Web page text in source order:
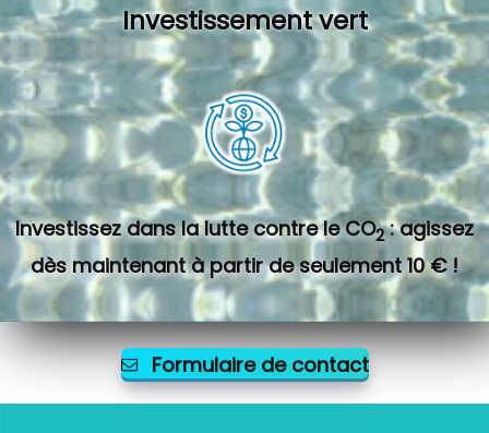
Investissement vert
Investissez dans la lutte contre le CO2 : agissez
dès maintenant à partir de seulement 10 € !
Formulaire de contact